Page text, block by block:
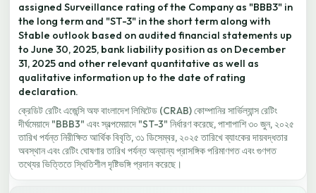
assigned Surveillance rating of the Company as "BBB3" in
the long term and "ST-3" in the short term along with
Stable outlook based on audited financial statements up
to June 30, 2025, bank liability position as on December
31, 2025 and other relevant quantitative as well as
qualitative information up to the date of rating
declaration.
ক্রেডিট রেটিং এজেন্সি অফ বাংলাদেশ লিমিটেড (CRAB) কোম্পানির সার্ভিল্যান্স রেটিং
দীর্ঘমেয়াদে "BBB3" এবং স্বল্পমেয়াদে "ST-3" নির্ধারণ করেছে, পাশাপাশি ৩০ জুন, ২০২৫
তারিখ পর্যন্ত নিরীক্ষিত আর্থিক বিবৃতি, ৩১ ডিসেম্বর, ২০২৫ তারিখে ব্যাংকের দায়বদ্ধতার
অবস্থান এবং রেটিং ঘোষণার তারিখ পর্যন্ত অন্যান্য প্রাসঙ্গিক পরিমাণগত এবং গুণগত
তথ্যের ভিত্তিতে স্থিতিশীল দৃষ্টিভঙ্গি প্রদান করেছে।